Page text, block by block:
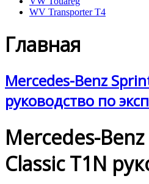
WV Transporter T4
Главная
Mercedes-Benz
руководство по
Mercedes-
Classic T1N